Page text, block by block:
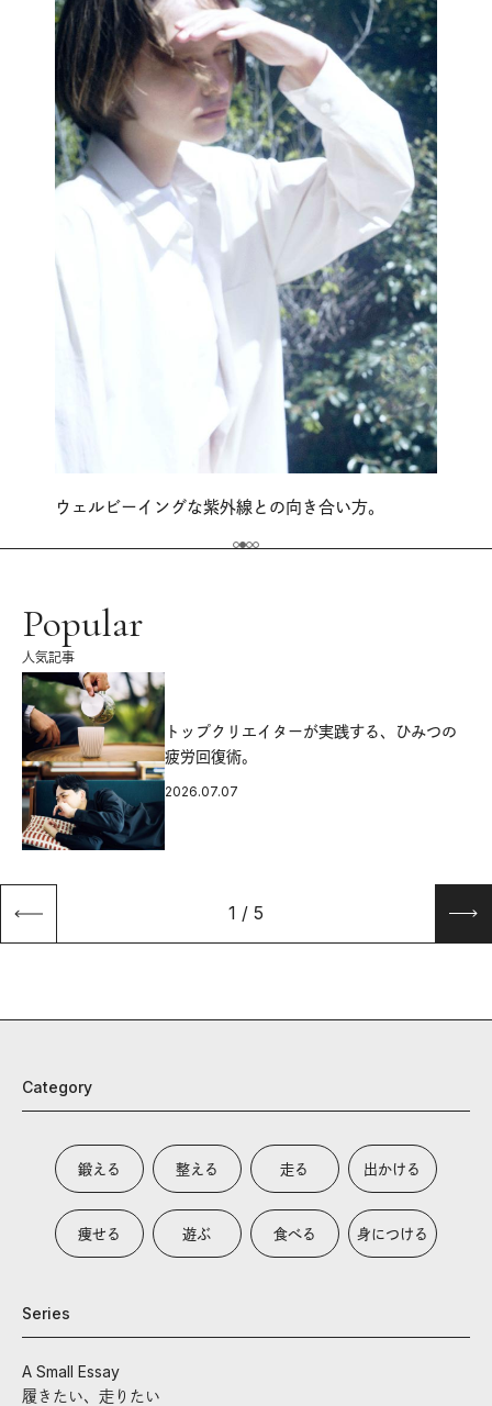
ウェルビーイングな紫外線との向き合い方。
Popular
人気記事
トップクリエイターが実践する、ひみつの
疲労回復術。
2026.07.07
1 / 5
Category
鍛える 整える 走る 出かける
痩せる 遊ぶ 食べる 身につける
Series
A Small Essay
履きたい、走りたい